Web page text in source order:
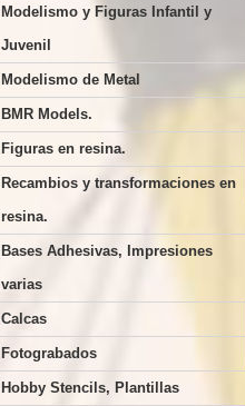
Modelismo y Figuras Infantil y
Juvenil
Modelismo de Metal
BMR Models.
Figuras en resina.
Recambios y transformaciones en
resina.
Bases Adhesivas, Impresiones
varias
Calcas
Fotograbados
Hobby Stencils, Plantillas